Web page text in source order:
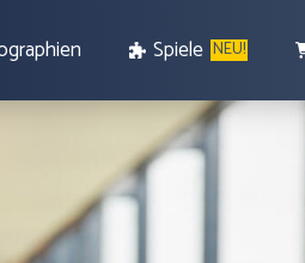
Spiele NEU!